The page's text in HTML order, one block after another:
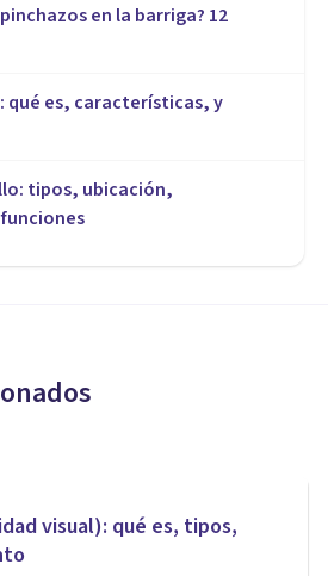
en la barriga? 12
qué es, características, y
tipos, ubicación,
visual): qué es, tipos,